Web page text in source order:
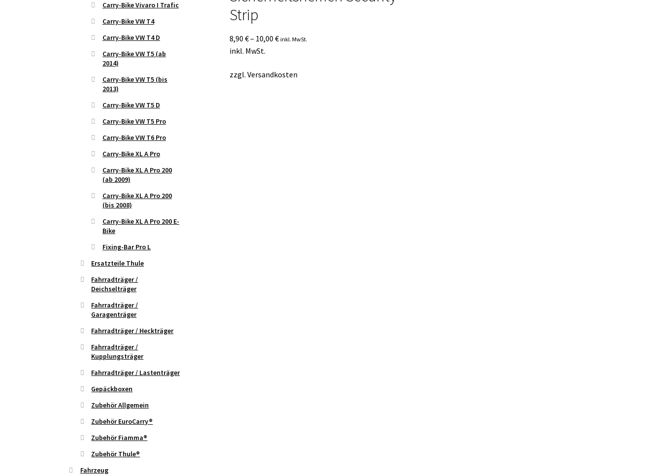
Strip
8,90 €– 10,00 € inkl. MwSt.
inkl. MwSt.
zzgl. Versandkosten
Carry-Bike Vivaro I Trafic
Carry-Bike VW T4
Carry-Bike VW T4 D
Carry-Bike VW T5 (ab
2014)
Carry-Bike VW T5 (bis
2013)
Carry-Bike VW T5 D
Carry-Bike VW T5 Pro
Carry-Bike VW T6 Pro
Carry-Bike XL A Pro
Carry-Bike XL A Pro 200
(ab 2009)
Carry-Bike XL A Pro 200
(bis 2008)
Carry-Bike XL A Pro 200 E-
Bike
Fixing-Bar Pro L
Ersatzteile Thule
Fahrradträger /
Deichselträger
Fahrradträger /
Garagenträger
Fahrradträger / Heckträger
Fahrradträger /
Kupplungsträger
Fahrradträger / Lastenträger
Gepäckboxen
Zubehör Allgemein
Zubehör EuroCarry®
Zubehör Fiamma®
Zubehör Thule®
Fahrzeug